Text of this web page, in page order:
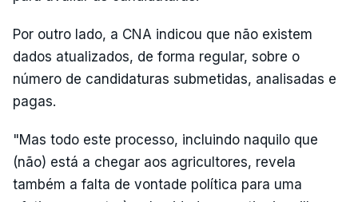
Por outro lado, a CNA indicou que não existem
dados atualizados, de forma regular, sobre o
número de candidaturas submetidas, analisadas e
pagas.
"Mas todo este processo, incluindo naquilo que
(não) está a chegar aos agricultores, revela
também a falta de vontade política para uma